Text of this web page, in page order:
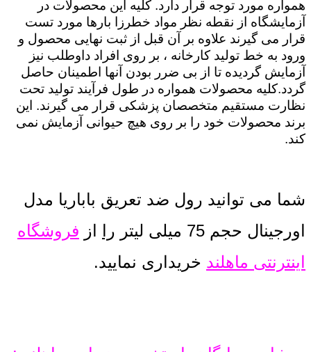
همواره مورد توجه قرار دارد. کلیه این محصولات در
آزمایشگاه از نقطه نظر مواد خطرزا بارها مورد تست
قرار می گیرند علاوه بر آن قبل از ثبت نهایی محصول و
ورود به خط تولید کارخانه ، بر روی افراد داوطلب نیز
آزمایش گردیده تا از بی ضرر بودن آنها اطمینان حاصل
گردد.کلیه محصولات همواره در طول فرآیند تولید تحت
نظارت مستقیم متخصصان پزشکی قرار می گیرند. این
برند محصولات خود را بر روی هیچ حیوانی آزمایش نمی
کند.
شما می توانید رول ضد تعریق باباریا مدل
اورجینال حجم 75 میلی لیتر
را از فروشگاه
اینترنتی ماهلند خریداری نمایید.